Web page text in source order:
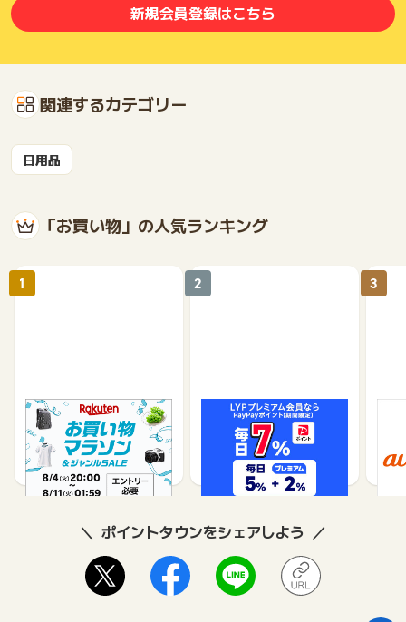
新規会員登録はこちら
関連するカテゴリー
日用品
「お買い物」の人気ランキング
楽天市場
1%
1
Yahoo!ショッピング
1%
2 3
ポイントタウンをシェアしよう